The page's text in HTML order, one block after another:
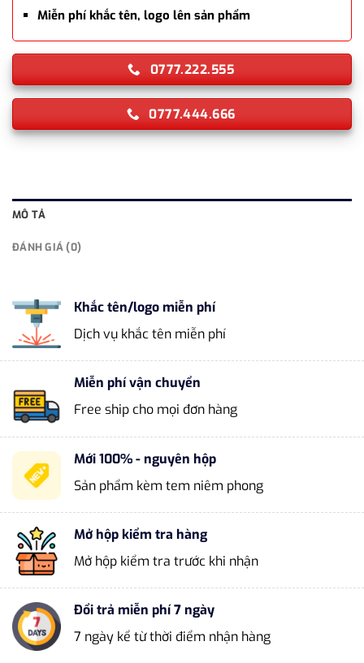
Miễn phí khắc tên, logo lên sản phẩm
0777.222.555
0777.444.666
MÔ TẢ
ĐÁNH GIÁ (0)
Khắc tên/logo miễn phí
Dịch vụ khắc tên miễn phí
Miễn phí vận chuyển
Free ship cho mọi đơn hàng
Mới 100% - nguyên hộp
Sản phẩm kèm tem niêm phong
Mở hộp kiểm tra hàng
Mở hộp kiểm tra trước khi nhận
Đổi trả miễn phí 7 ngày
7 ngày kể từ thời điểm nhận hàng